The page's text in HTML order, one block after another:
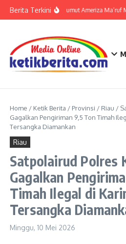
Berita TerkiniKPwBI Sumut Ameriza Ma’ruf
Home / Ketik Berita / Provinsi / Riau /
Gagalkan Pengiriman 9,5 Ton Timah
Tersangka Diamankan
Riau
Satpolairud Polres
Gagalkan
Timah Ilegal di
Tersangka
Minggu, 10 Mei 2026